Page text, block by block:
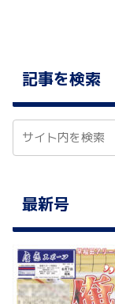
記事を検索
最新号